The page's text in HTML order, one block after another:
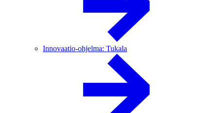
Innovaatio-ohjelma: Tukala